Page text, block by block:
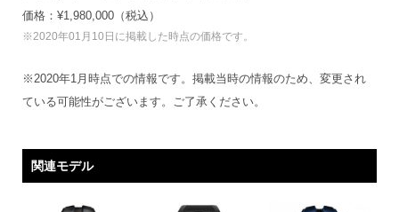
価格：¥1,980,000（税込）
※2020年01月10日に掲載した時点の価格です。
※2020年1月時点での情報です。掲載当時の情報のため、変更され
ている可能性がございます。ご了承ください。
関連モデル